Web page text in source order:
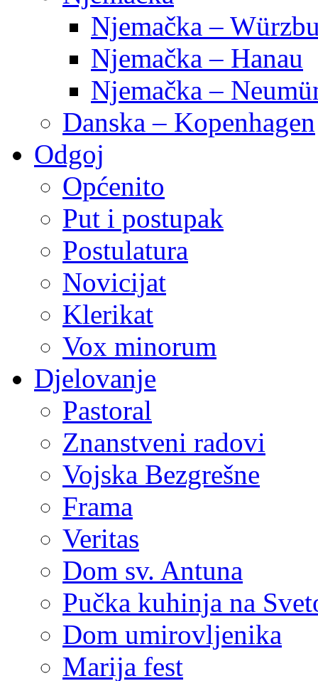
Njemačka –
Njemačka – Hanau
Njemačka –
Danska – Kopenhagen
Odgoj
Općenito
Put i postupak
Postulatura
Novicijat
Klerikat
Vox minorum
Djelovanje
Pastoral
Znanstveni radovi
Vojska Bezgrešne
Frama
Veritas
Dom sv. Antuna
Pučka kuhinja na
Dom umirovljenika
Marija fest